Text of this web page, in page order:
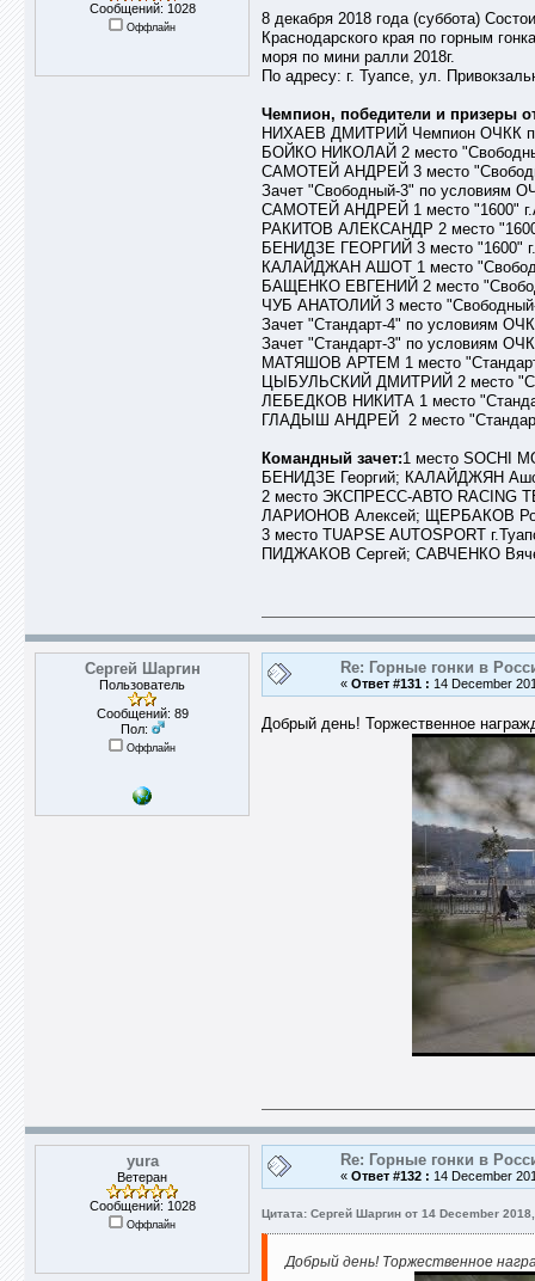
Сообщений: 1028
Оффлайн
8 декабря 2018 года (суббота)
Краснодарского края по горным
моря по мини ралли 2018г.
По адресу: г. Туапсе, ул.
Чемпион, победители и призеры
НИХАЕВ ДМИТРИЙ Чемпион ОЧКК по
БОЙКО НИКОЛАЙ 2 место
САМОТЕЙ АНДРЕЙ 3 место
Зачет "Свободный-3" по условиям
САМОТЕЙ АНДРЕЙ 1 место "1600"
РАКИТОВ АЛЕКСАНДР 2 место
БЕНИДЗЕ ГЕОРГИЙ 3 место "1600"
КАЛАЙДЖАН АШОТ 1 место
БАЩЕНКО ЕВГЕНИЙ 2 место
ЧУБ АНАТОЛИЙ 3 место "Свободный-
Зачет "Стандарт-4" по условиям
Зачет "Стандарт-3" по условиям
МАТЯШОВ АРТЕМ 1 место
ЦЫБУЛЬСКИЙ ДМИТРИЙ 2 место
ЛЕБЕДКОВ НИКИТА 1 место
ГЛАДЫШ АНДРЕЙ 2 место
Командный зачет:1 место SOCHI
БЕНИДЗЕ Георгий; КАЛАЙДЖЯН
2 место ЭКСПРЕСС-АВТО RACING
ЛАРИОНОВ Алексей; ЩЕРБАКОВ
3 место TUAPSE AUTOSPORT
ПИДЖАКОВ Сергей; САВЧЕНКО
Сергей Шаргин
Пользователь
Сообщений: 89
Пол:
Оффлайн
Re: Горные гонки в
« Ответ #131 : 14 December
Добрый день! Торжественное
yura
Ветеран
Сообщений: 1028
Оффлайн
Re: Горные гонки в
« Ответ #132 : 14 December
Цитата: Сергей Шаргин от 14 December
Добрый день! Торжественное